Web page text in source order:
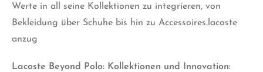
Werte in all seine Kollektionen zu integrieren, von
Bekleidung über Schuhe bis hin zu Accessoires.lacoste
anzug
Lacoste Beyond Polo: Kollektionen und Innovation: